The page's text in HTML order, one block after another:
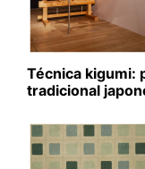
Técnica kigumi:
tradicional